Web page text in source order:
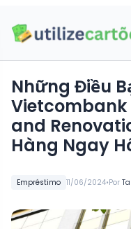
Empréstimo 11/06/2024•Por
Những Điều
Vietcombank
and
Hàng Ngay